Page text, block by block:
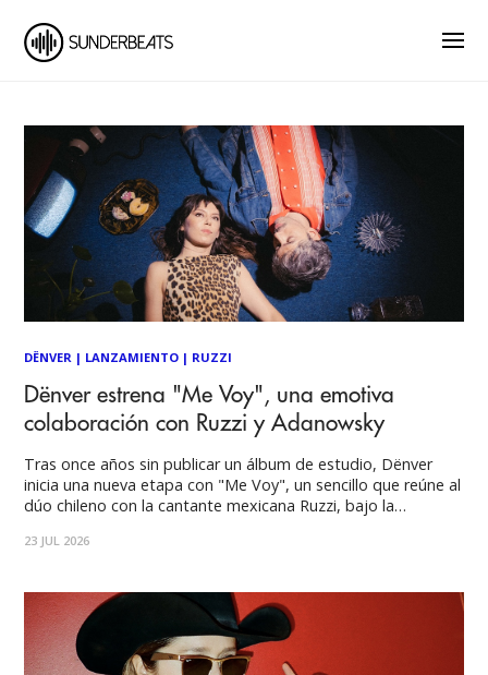
DËNVER | LANZAMIENTO | RUZZI
Dënver estrena "Me Voy", una emotiva
colaboración con Ruzzi y Adanowsky
Tras once años sin publicar un álbum de estudio, Dënver
inicia una nueva etapa con "Me Voy", un sencillo que reúne al
dúo chileno con la cantante mexicana Ruzzi, bajo la
mexicano Emilio Dorantes. El lanzamiento llega en un
23 JUL 2026